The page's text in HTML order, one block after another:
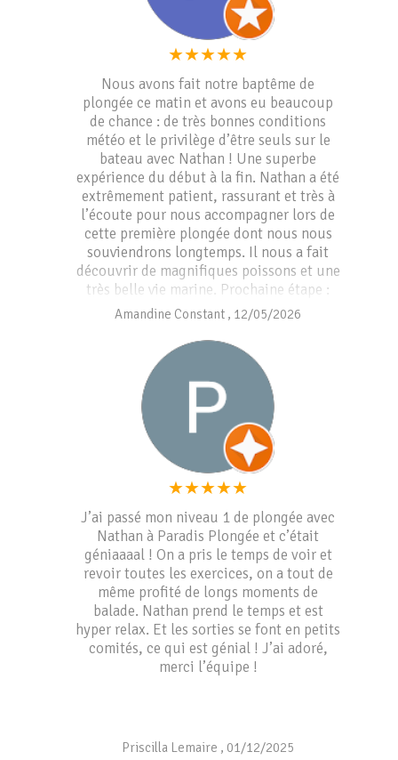
★★★★★
Nous avons fait notre baptême de
plongée ce matin et avons eu beaucoup
de chance : de très bonnes conditions
météo et le privilège d’être seuls sur le
bateau avec Nathan ! Une superbe
expérience du début à la fin. Nathan a été
extrêmement patient, rassurant et très à
l’écoute pour nous accompagner lors de
cette première plongée dont nous nous
souviendrons longtemps. Il nous a fait
découvrir de magnifiques poissons et une
très belle vie marine. Prochaine étape :
passer notre niveau 1. Un grand merci
Nathan, et peut-être à bientôt ! Nous
recommandons vivement Paradis Plongée
à tous ceux qui sont dans le coin 👌
Amandine Constant , 12/05/2026
★★★★★
J’ai passé mon niveau 1 de plongée avec
Nathan à Paradis Plongée et c’était
géniaaaal ! On a pris le temps de voir et
revoir toutes les exercices, on a tout de
même profité de longs moments de
balade. Nathan prend le temps et est
hyper relax. Et les sorties se font en petits
comités, ce qui est génial ! J’ai adoré,
merci l’équipe !
Priscilla Lemaire , 01/12/2025